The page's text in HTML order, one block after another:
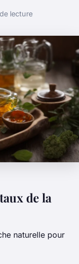
lecture
de la
naturelle pour